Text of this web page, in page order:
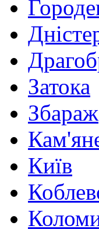
Затока
Збараж
Київ